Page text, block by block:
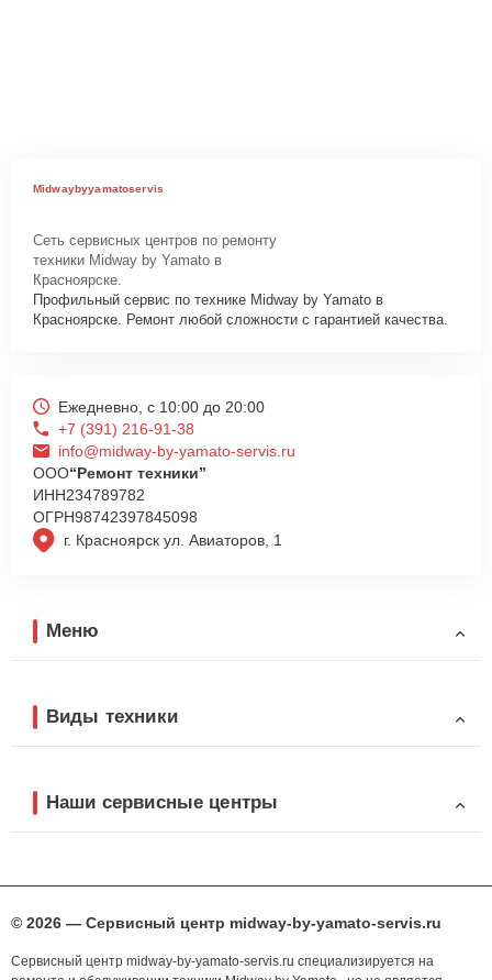
Midwaybyyamatoservis
Сеть сервисных центров по ремонту
техники Midway by Yamato в
Красноярске.
Профильный сервис по технике Midway by Yamato в
Красноярске. Ремонт любой сложности с гарантией качества.
г. Красноярск ул. Авиаторов, 1
Ежедневно, с 10:00 до 20:00
+7 (391) 216-91-38
info@midway-by-yamato-servis.ru
ООО“Ремонт техники”
ИНН234789782
ОГРН98742397845098
Меню
Виды техники
Наши сервисные центры
© 2026 — Сервисный центр midway-by-yamato-servis.ru
Сервисный центр midway-by-yamato-servis.ru специализируется на